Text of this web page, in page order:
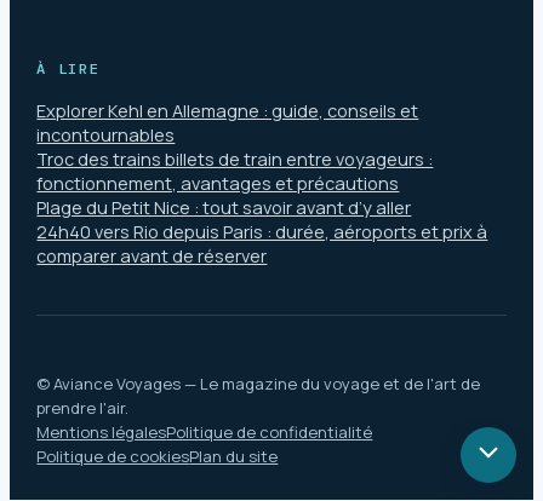
À LIRE
Explorer Kehl en Allemagne : guide, conseils et
incontournables
Troc des trains billets de train entre voyageurs :
fonctionnement, avantages et précautions
Plage du Petit Nice : tout savoir avant d’y aller
24h40 vers Rio depuis Paris : durée, aéroports et prix à
comparer avant de réserver
© Aviance Voyages — Le magazine du voyage et de l'art de
prendre l'air.
Mentions légalesPolitique de confidentialité
Politique de cookiesPlan du site